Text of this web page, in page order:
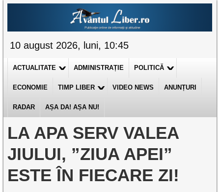
10 august 2026, luni, 10:45
ACTUALITATE ADMINISTRAȚIE POLITICĂ
ECONOMIE TIMP LIBER VIDEO NEWS ANUNȚURI
RADAR AȘA DA! AȘA NU!
LA APA SERV VALEA
JIULUI, ”ZIUA APEI”
ESTE ÎN FIECARE ZI!